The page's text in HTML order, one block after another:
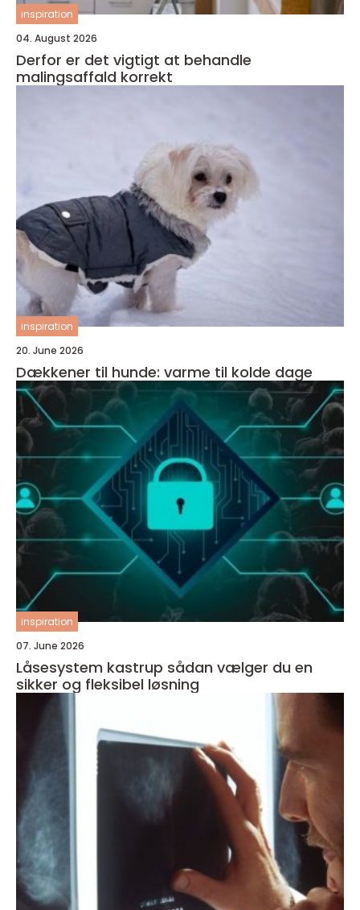
inspiration
04. August 2026
Derfor er det vigtigt at behandle
malingsaffald korrekt
inspiration
20. June 2026
Dækkener til hunde: varme til kolde dage
inspiration
07. June 2026
Låsesystem kastrup sådan vælger du en
sikker og fleksibel løsning